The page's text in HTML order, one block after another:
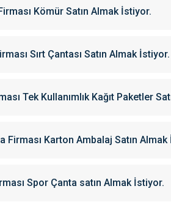
Kömür Satın Almak İstiyor.
Sırt Çantası Satın Almak İstiyor.
Tek Kullanımlık Kağıt Paketler
Firması Karton Ambalaj Satın Almak
Spor Çanta satın Almak İstiyor.